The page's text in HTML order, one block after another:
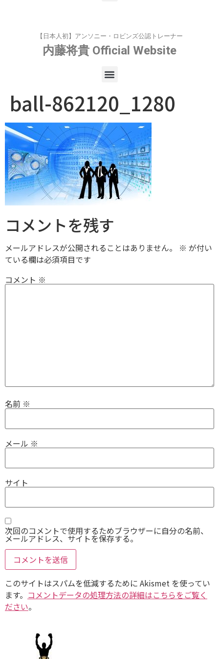
【日本人初】アンソニー・ロビンズ公認トレーナー
内藤将貴 Official Website
ball-862120_1280
コメントを残す
メールアドレスが公開されることはありません。 ※ が付い
ている欄は必須項目です
コメント ※
名前 ※
メール ※
サイト
次回のコメントで使用するためブラウザーに自分の名前、
メールアドレス、サイトを保存する。
このサイトはスパムを低減するために Akismet を使ってい
ます。 コメントデータの処理方法の詳細はこちらをご覧く
ださい。